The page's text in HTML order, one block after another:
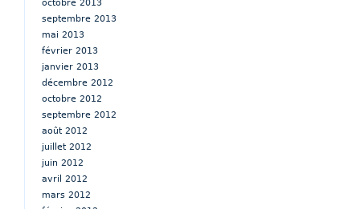
octobre 2013
septembre 2013
mai 2013
février 2013
janvier 2013
décembre 2012
octobre 2012
septembre 2012
août 2012
juillet 2012
juin 2012
avril 2012
mars 2012